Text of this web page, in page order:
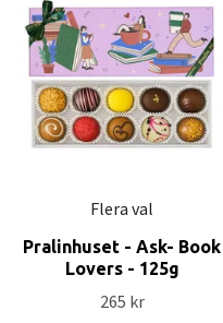
Flera val
Pralinhuset - Ask- Book
Lovers - 125g
265 kr